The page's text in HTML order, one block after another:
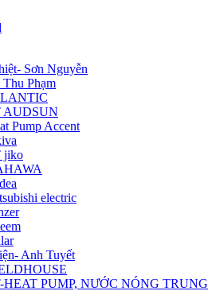
Sơn Nguyễn
Phạm
AUDSUN
Pump Accent
jiko
electric
Anh Tuyết
PUMP, NƯỚC NÓNG TRUNG